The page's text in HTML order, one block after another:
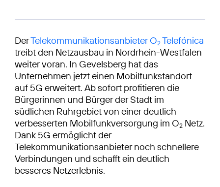
DerTelekommunikationsanbieter O2Telefónica
treibt den Netzausbau in Nordrhein-Westfalen
weiter voran. In Gevelsberg hat das
Unternehmen jetzt einen Mobilfunkstandort
auf 5G erweitert. Ab sofort profitieren die
Bürgerinnen und Bürger der Stadt im
südlichen Ruhrgebiet von einer deutlich
verbesserten Mobilfunkversorgung im O2 Netz.
Dank 5G ermöglicht der
Telekommunikationsanbieter noch schnellere
Verbindungen und schafft ein deutlich
besseres Netzerlebnis.